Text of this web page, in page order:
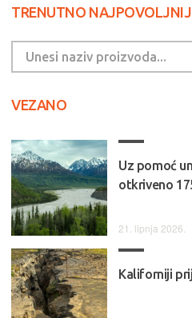
TRENUTNO
VEZANO
Uz pomoć
otkriveno
21. lipnja 2026.
Kaliforniji